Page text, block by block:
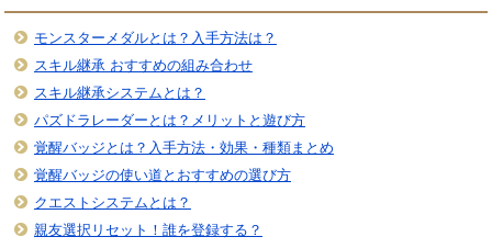
モンスターメダルとは？入手方法は？
スキル継承 おすすめの組み合わせ
スキル継承システムとは？
パズドラレーダーとは？メリットと遊び方
覚醒バッジとは？入手方法・効果・種類まとめ
覚醒バッジの使い道とおすすめの選び方
クエストシステムとは？
親友選択リセット！誰を登録する？